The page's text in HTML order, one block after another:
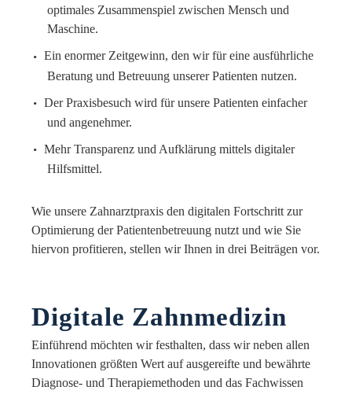
optimales Zusammenspiel zwischen Mensch und
Maschine.
Ein enormer Zeitgewinn, den wir für eine ausführliche
Beratung und Betreuung unserer Patienten nutzen.
Der Praxisbesuch wird für unsere Patienten einfacher
und angenehmer.
Mehr Transparenz und Aufklärung mittels digitaler
Hilfsmittel.
Wie unsere Zahnarztpraxis den digitalen Fortschritt zur
Optimierung der Patientenbetreuung nutzt und wie Sie
hiervon profitieren, stellen wir Ihnen in drei Beiträgen vor.
Digitale Zahnmedizin
Einführend möchten wir festhalten, dass wir neben allen
Innovationen größten Wert auf ausgereifte und bewährte
Diagnose- und Therapiemethoden und das Fachwissen